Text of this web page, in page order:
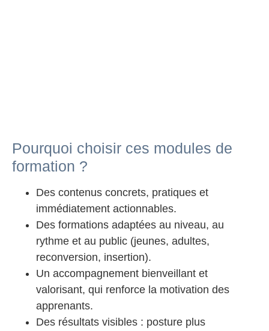
Pourquoi choisir ces modules de
formation ?
Des contenus concrets, pratiques et
immédiatement actionnables.
Des formations adaptées au niveau, au
rythme et au public (jeunes, adultes,
reconversion, insertion).
Un accompagnement bienveillant et
valorisant, qui renforce la motivation des
apprenants.
Des résultats visibles : posture plus